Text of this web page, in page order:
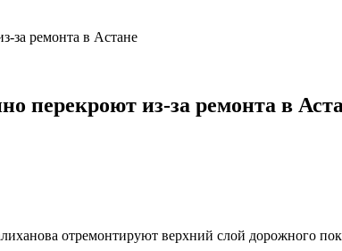
за ремонта в Астане
перекроют из-за ремонта в
отремонтируют верхний слой дорожного